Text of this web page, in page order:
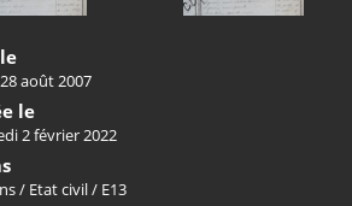
août 2007
le
2 février 2022
/ Etat civil/ E13